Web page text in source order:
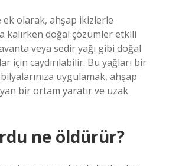
olarak, ahşap ikizlerle
kalırken doğal çözümler etkili
veya sedir yağı gibi doğal
için caydırılabilir. Bu yağları bir
uygulamak, ahşap
bir ortam yaratır ve uzak
ne öldürür?